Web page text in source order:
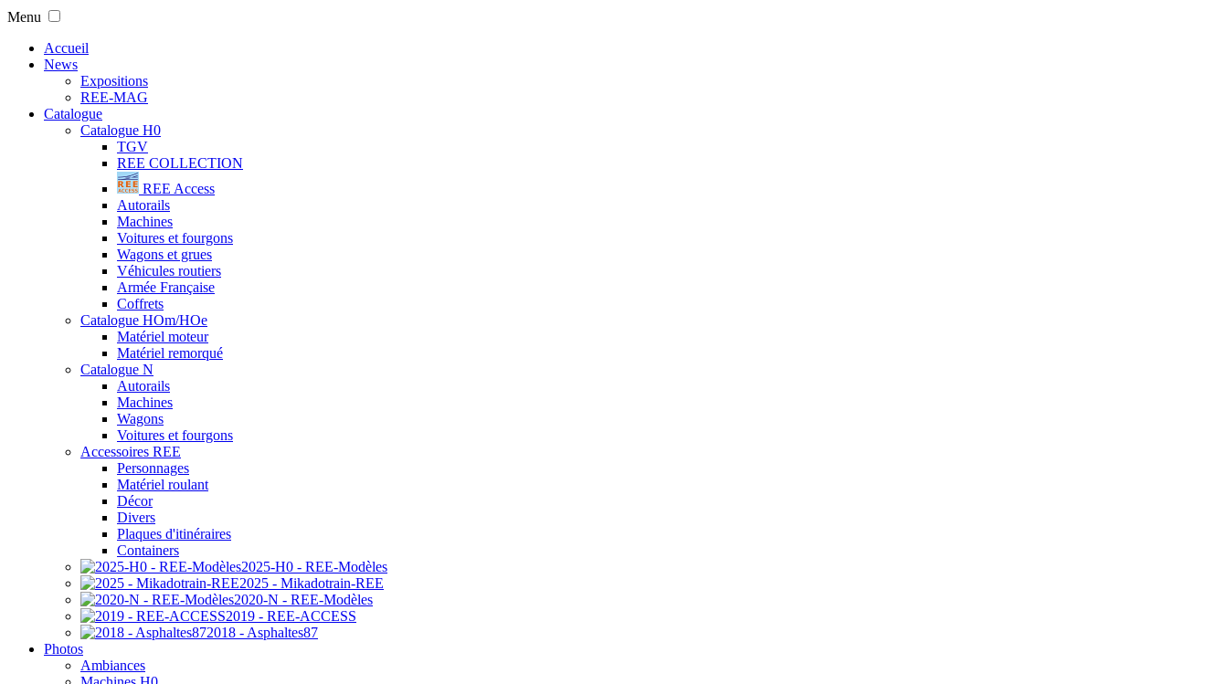
Menu
Accueil
News
Expositions
REE-MAG
Catalogue
Catalogue H0
TGV
REE COLLECTION
REE Access
Autorails
Machines
Voitures et fourgons
Wagons et grues
Véhicules routiers
Armée Française
Coffrets
Catalogue HOm/HOe
Matériel moteur
Matériel remorqué
Catalogue N
Autorails
Machines
Wagons
Voitures et fourgons
Accessoires REE
Personnages
Matériel roulant
Décor
Divers
Plaques d'itinéraires
Containers
2025-H0 - REE-Modèles
2025 - Mikadotrain-REE
2020-N - REE-Modèles
2019 - REE-ACCESS
2018 - Asphaltes87
Photos
Ambiances